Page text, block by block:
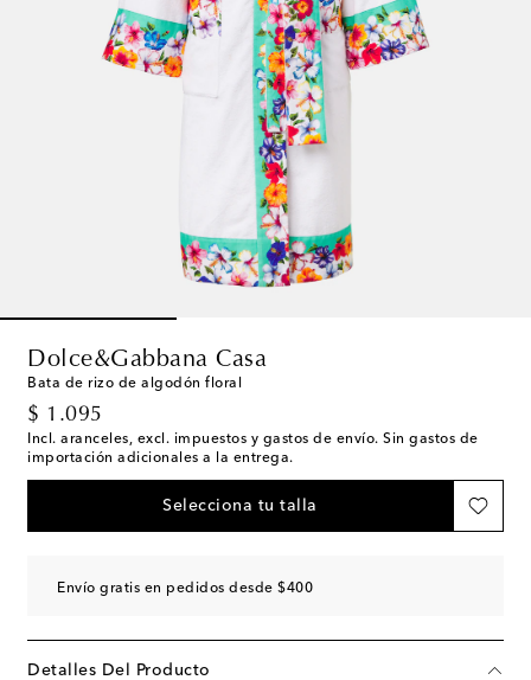
Dolce&Gabbana Casa
Bata de rizo de algodón floral
$ 1.095
original price
Incl. aranceles, excl. impuestos y gastos de envío. Sin gastos de
importación adicionales a la entrega.
Selecciona tu talla
Envío gratis en pedidos desde $400
Detalles Del Producto